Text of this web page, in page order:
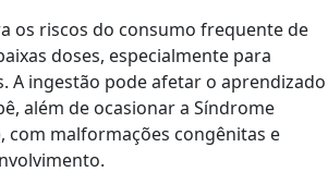
os riscos do consumo frequente de
doses, especialmente para
A ingestão pode afetar o aprendizado
além de ocasionar a Síndrome
com malformações congênitas e